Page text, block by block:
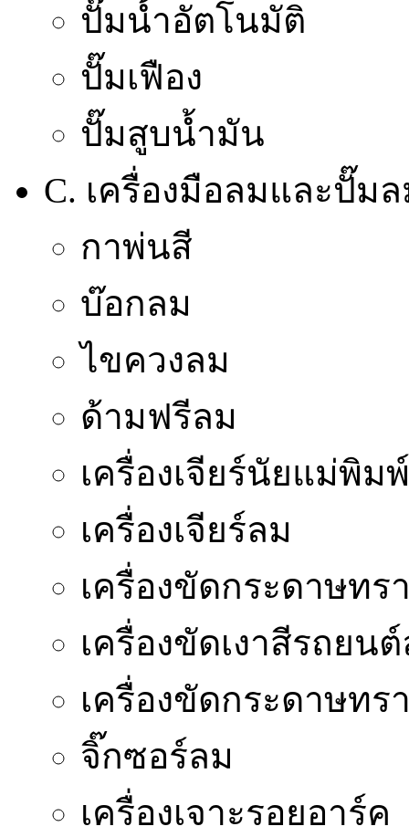
ปั๊มน้ำอัตโนมัติ
ปั๊มเฟือง
ปั๊มสูบน้ำมัน
C. เครื่องมือลมและปั๊ม
กาพ่นสี
บ๊อกลม
ไขควงลม
ด้ามฟรีลม
เครื่องเจียร์นัยแม่พิมพ์
เครื่องเจียร์ลม
เครื่องขัดกระดาษทร
เครื่องขัดเงาสีรถยน
เครื่องขัดกระดาษท
จิ๊กซอร์ลม
เครื่องเจาะรอยอาร์ค